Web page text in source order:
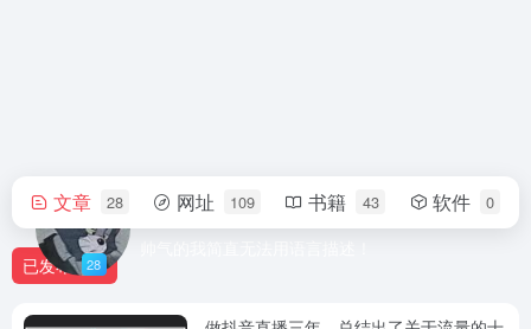
tuding
文章 28 网址 109 书籍 43 软件 0
已发布 28